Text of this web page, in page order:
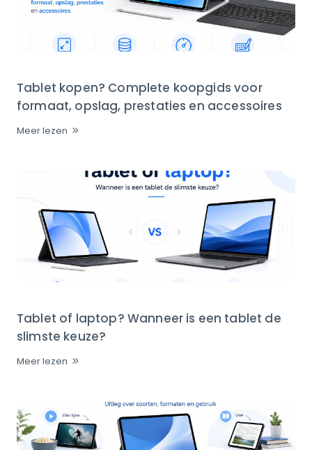
Tablet kopen? Complete koopgids voor
formaat, opslag, prestaties en accessoires
Meer lezen
Tablet of laptop? Wanneer is een tablet de
slimste keuze?
Meer lezen